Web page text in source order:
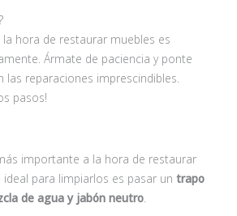
hora de restaurar muebles es
Ármate de paciencia y ponte
las reparaciones imprescindibles.
pasos!
importante a la hora de restaurar
para limpiarlos es pasar un trapo
de agua y jabón neutro.